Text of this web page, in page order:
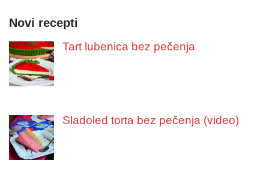
Novi recepti
Tart lubenica bez pečenja
Sladoled torta bez pečenja (video)